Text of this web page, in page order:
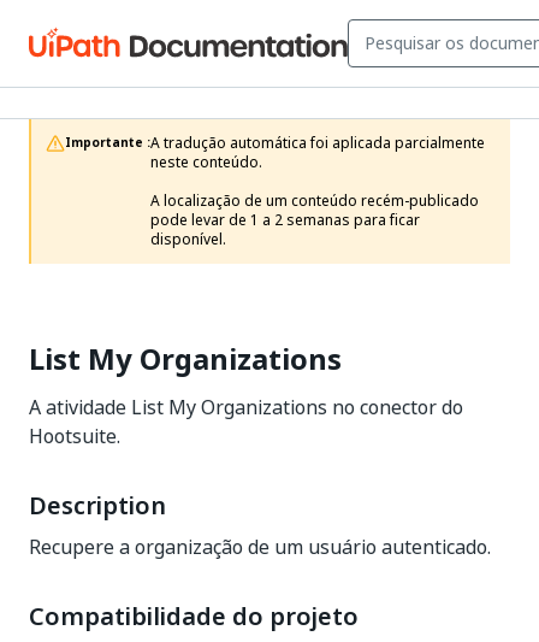
Importante :A tradução automática foi aplicada parcialmente
neste conteúdo.
A localização de um conteúdo recém-publicado
pode levar de 1 a 2 semanas para ficar
disponível.
List My Organizations
A atividade List My Organizations no conector do
Hootsuite.
Description
Recupere a organização de um usuário autenticado.
Compatibilidade do projeto